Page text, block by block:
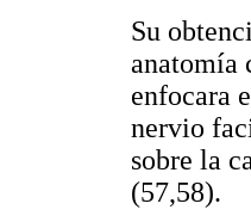
Su
anatomía
enfocara
nervio
sobre la
(57,58).